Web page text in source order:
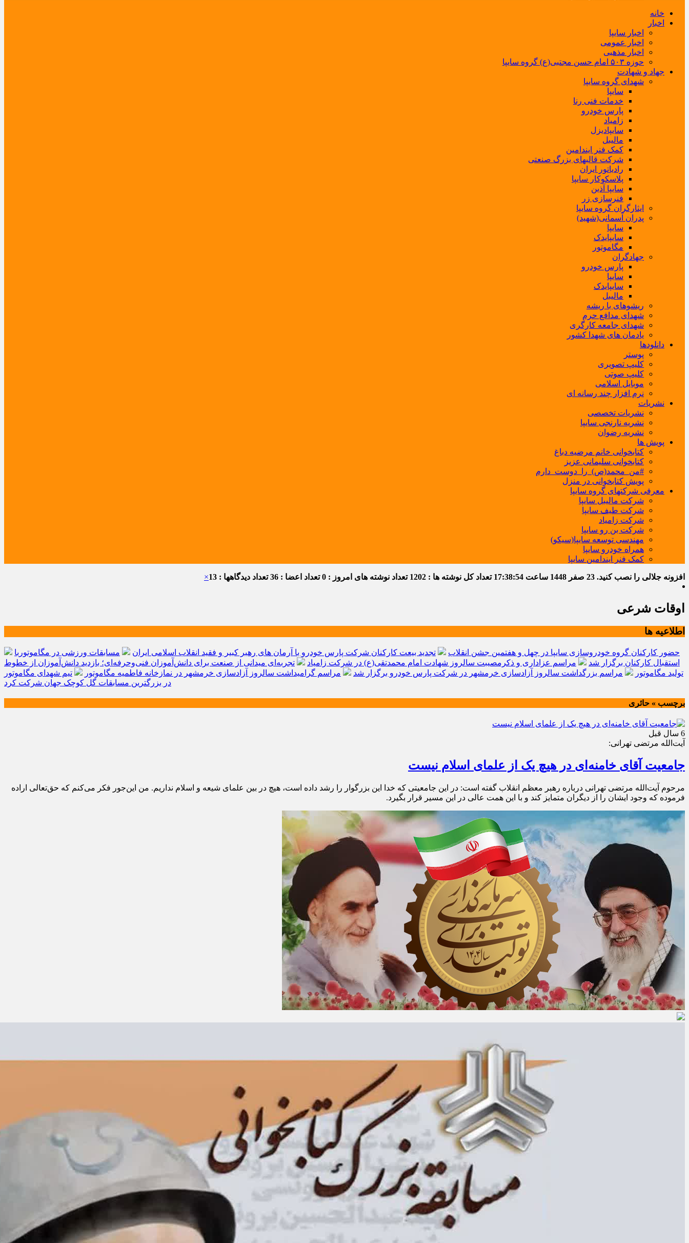
خانه
اخبار
اخبار سایپا
اخبار عمومی
اخبار مذهبی
حوزه ۵۰۳ امام حسن مجتبی(ع) گروه سایپا
جهاد و شهادت
شهدای گروه سایپا
سایپا
خدمات فنی رنا
پارس خودرو
زامیاد
سایپادیزل
مالیبل
کمک فنر ایندامین
شرکت قالبهای بزرگ صنعتی
رادیاتور ایران
پلاسکوکار سایپا
سایپا آذین
فنرسازی زر
ایثارگران گروه سایپا
پدران آسمانی(شهید)
سایپا
سایپایدک
مگاموتور
جهادگران
پارس خودرو
سایپا
سایپایدک
مالیبل
ریشوهای با ریشه
شهدای مدافع حرم
شهدای جامعه کارگری
یادمان های شهدا کشور
دانلودها
پوستر
کلیپ تصویری
کلیپ صوتی
موبایل اسلامی
نرم افزار چند رسانه ای
نشریات
نشریات تخصصی
نشریه نارنجی سایپا
نشریه رضوان
پویش ها
کتابخوانی خانم مرضیه دباغ
کتابخوانی سلیمانی عزیز
#من_محمد(ص)_را_دوست_دارم
پویش کتابخوانی در منزل
معرفی شرکتهای گروه سایپا
شرکت مالیبل سایپا
شرکت طیف سایپا
شرکت زامیاد
شرکت بن رو سایپا
مهندسی توسعه سایپا(سیکو)
همراه خودرو سایپا
کمک فنر ایندامین سایپا
افزونه جلالی را نصب کنید. 23 صفر 1448 ساعت 17:38:55 تعداد کل نوشته ها : 1202 تعداد نوشته های امروز : 0 تعداد اعضا : 36 تعداد دیدگاهها : 13 ×
اوقات شرعی
اطلاعیه ها
حضور کارکنان گروه خودروسازی سایپا در چهل و هفتمین جشن انقلاب تجدید بیعت کارکنان شرکت پارس خودرو با آرمان های رهبر کبیر و فقید انقلاب اسلامی ایران
مسابقات ورزشی در مگاموتوربا
استقبال کارکنان برگزار شد
مراسم عزاداری و ذکرمصیبت سالروز شهادت امام محمدتقی(ع) در شرکت زامیاد
تجربه‌ای میدانی از صنعت برای دانش‌آموزان فنی‌وحرفه‌ای؛ بازدید دانش‌آموزان از خطوط
تولید مگاموتور
مراسم بزرگداشت سالروز آزادسازی خرمشهر در شرکت پارس خودرو برگزار شد مراسم گرامیداشت سالروز آزادسازی خرمشهر در نمازخانه فاطمیه مگاموتور
تیم شهدای مگاموتور
در بزرگترین مسابقات گل کوچک جهان شرکت کرد
برچسب » حائری
6 سال قبل
آیت‌الله مرتضی تهرانی:
جامعیت آقای خامنه‌ای در هیچ یک از علمای اسلام نیست
مرحوم آیت‌الله مرتضی تهرانی درباره رهبر معظم انقلاب گفته است: در این جامعیتی که خدا این بزرگوار را رشد داده است، هیچ در بین علمای شیعه و اسلام نداریم. من این‌جور فکر می‌کنم که حق‌تعالی اراده
فرموده که وجود ایشان را از دیگران متمایز کند و با این همت عالی در این مسیر قرار بگیرد.